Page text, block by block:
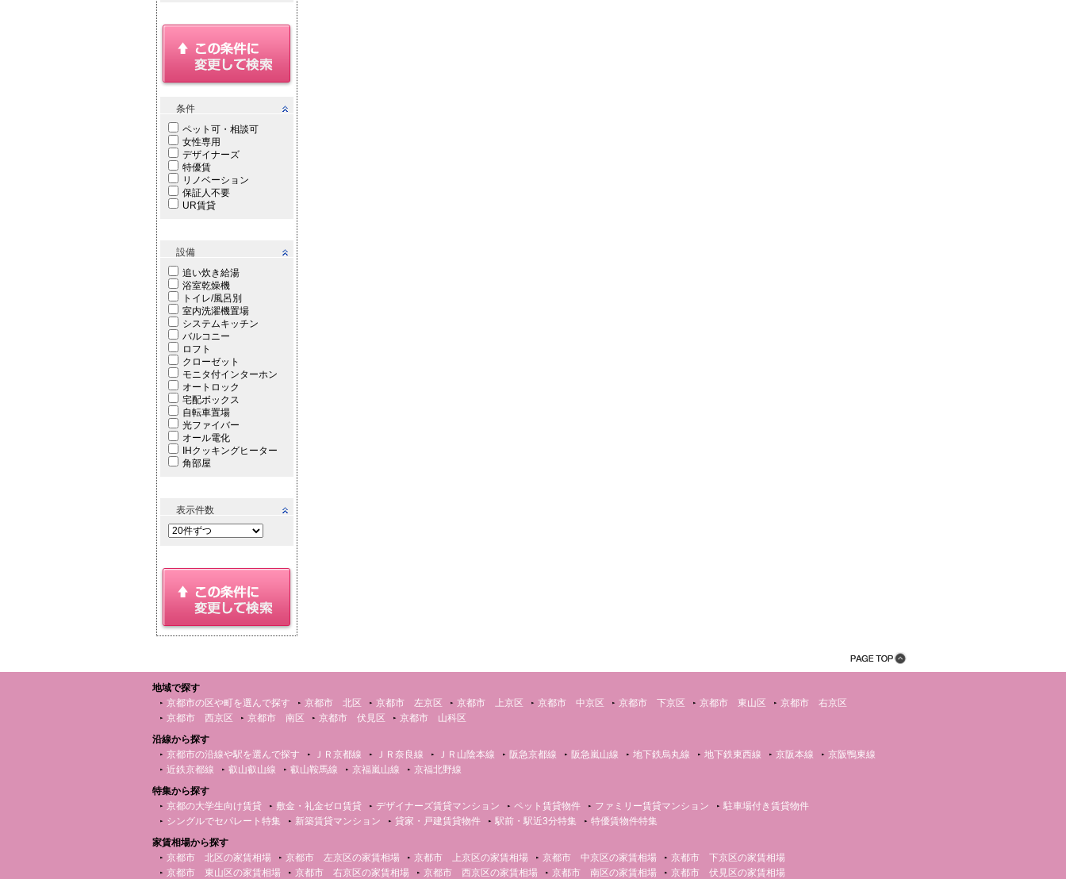
条件
ペット可・相談可
女性専用
デザイナーズ
特優賃
リノベーション
保証人不要
UR賃貸
設備
追い炊き給湯
浴室乾燥機
トイレ/風呂別
室内洗濯機置場
システムキッチン
バルコニー
ロフト
クローゼット
モニタ付インターホン
オートロック
宅配ボックス
自転車置場
光ファイバー
オール電化
IHクッキングヒーター
角部屋
表示件数
地域で探す
京都市の区や町を選んで探す
京都市 北区 京都市 左京区 京都市 上京区 京都市 中京区 京都市 下京区 京都市 東山区
京都市 右京区
京都市 西京区
京都市 南区 京都市 伏見区
京都市 山科区
沿線から探す
京都市の沿線や駅を選んで探す
ＪＲ京都線 ＪＲ奈良線 ＪＲ山陰本線 阪急京都線 阪急嵐山線 地下鉄烏丸線 地下鉄東西線 京阪本線
京阪鴨東線
近鉄京都線
叡山叡山線 叡山鞍馬線 京福嵐山線
京福北野線
特集から探す
京都の大学生向け賃貸
敷金・礼金ゼロ賃貸 デザイナーズ賃貸マンション ペット賃貸物件 ファミリー賃貸マンション
駐車場付き賃貸物件
シングルでセパレート特集
新築賃貸マンション 貸家・戸建賃貸物件 駅前・駅近3分特集
特優賃物件特集
家賃相場から探す
京都市 北区の家賃相場
京都市 左京区の家賃相場 京都市 上京区の家賃相場 京都市 中京区の家賃相場
京都市 下京区の家賃相場
京都市 東山区の家賃相場
京都市 右京区の家賃相場 京都市 西京区の家賃相場 京都市 南区の家賃相場 京都市 伏見区の家賃相場